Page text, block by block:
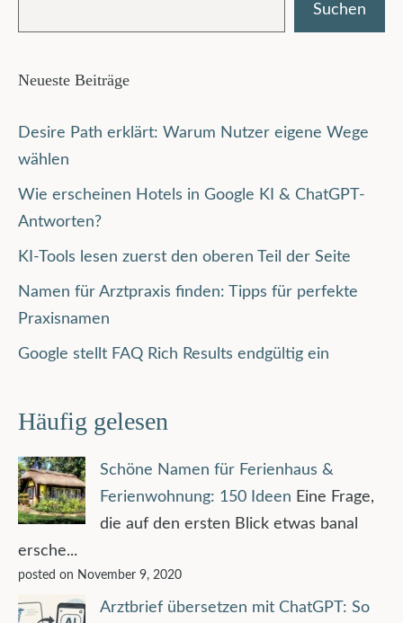
Suchen
Neueste Beiträge
Desire Path erklärt: Warum Nutzer eigene Wege
wählen
Wie erscheinen Hotels in Google KI & ChatGPT-
Antworten?
KI-Tools lesen zuerst den oberen Teil der Seite
Namen für Arztpraxis finden: Tipps für perfekte
Praxisnamen
Google stellt FAQ Rich Results endgültig ein
Häufig gelesen
Schöne Namen für Ferienhaus &
Ferienwohnung: 150 Ideen Eine Frage,
die auf den ersten Blick etwas banal
ersche...
posted on November 9, 2020
Arztbrief übersetzen mit ChatGPT: So